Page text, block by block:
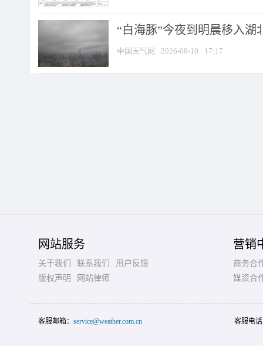
“白海豚”今夜到明晨移入湖
中国天气网 2026-08-10 17:17
网站服务
关于我们 联系我们
用户反馈
版权声明
网站律师
营销
商务合
媒资合
客服邮箱： service@weather.com.cn 客服电